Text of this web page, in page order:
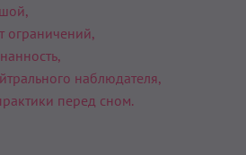
ограничений,
наблюдателя,
перед сном.